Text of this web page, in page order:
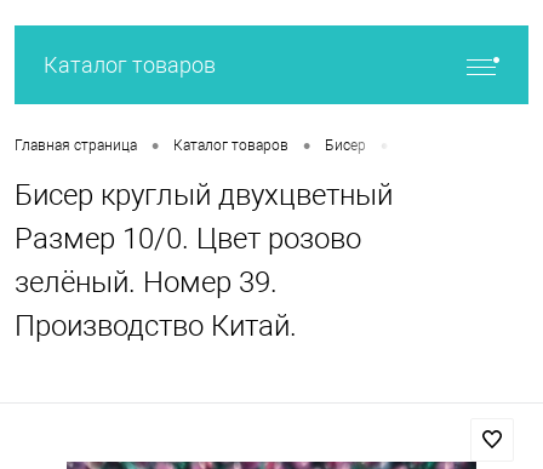
Каталог товаров
Главная страница • Каталог товаров • Бисер
Бисер круглый двухцветный
Размер 10/0. Цвет розово
зелёный. Номер 39.
Производство Китай.